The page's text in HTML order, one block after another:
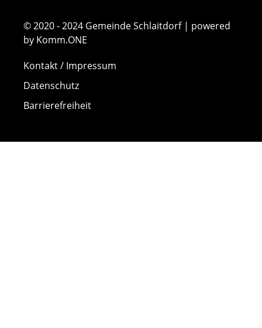
© 2020 - 2024 Gemeinde Schlaitdorf | powered
by Komm.ONE
Kontakt / Impressum
Datenschutz
Barrierefreiheit